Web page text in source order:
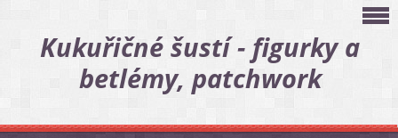
Kukuřičné šustí - figurky a
betlémy, patchwork